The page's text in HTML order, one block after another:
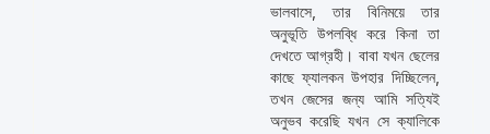
ভালবাসে, তার বিনিময়ে তার
অনুভূতি উপলব্ধি করে কিনা তা
দেখতে আগ্রহী। বাবা যখন ছেলের
কাছে ফ্যালকন উপহার দিচ্ছিলেন,
তখন জেসের জন্য আমি সত্যিই
অনুভব করেছি যখন সে ক্যালিকে